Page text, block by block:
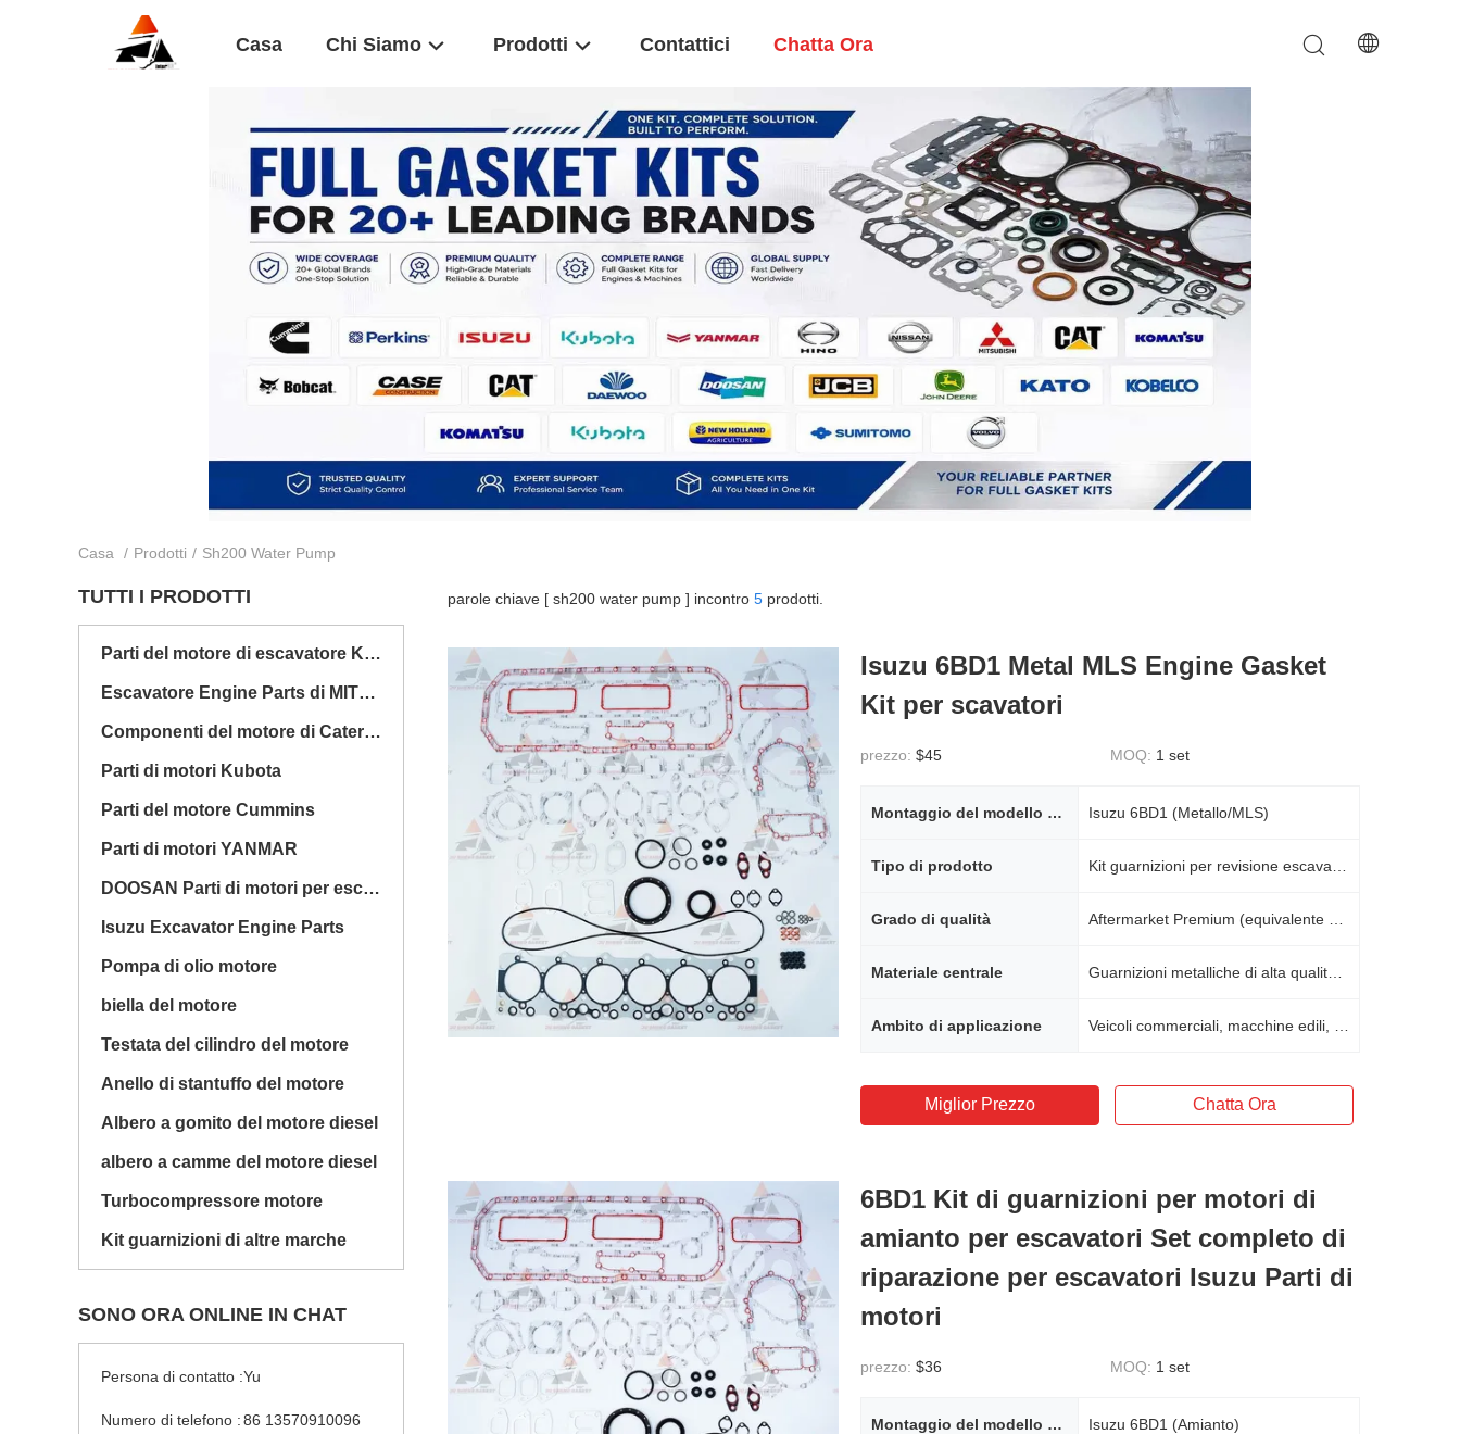
Casa Chi Siamo Prodotti Contattici Chatta Ora
Casa / Prodotti / Sh200 Water Pump
TUTTI I PRODOTTI
Parti del motore di escavatore Komatsu
Escavatore Engine Parts di MITSUBISHI
Componenti del motore di Caterpillar
Parti di motori Kubota
Parti del motore Cummins
Parti di motori YANMAR
DOOSAN Parti di motori per escavatori
Isuzu Excavator Engine Parts
Pompa di olio motore
biella del motore
Testata del cilindro del motore
Anello di stantuffo del motore
Albero a gomito del motore diesel
albero a camme del motore diesel
Turbocompressore motore
Kit guarnizioni di altre marche
SONO ORA ONLINE IN CHAT
Persona di contatto :Yu
Numero di telefono :86 13570910096
parole chiave [ sh200 water pump ] incontro 5 prodotti.
Isuzu 6BD1 Metal MLS Engine Gasket
Kit per scavatori
prezzo: $45 MOQ: 1 set
Montaggio del modello del motore Isuzu 6BD1 (Metallo/MLS)
Tipo di prodotto
Grado di qualità
Materiale centrale
Ambito di applicazione
Miglior Prezzo Chatta Ora
6BD1 Kit di guarnizioni per motori di
amianto per escavatori Set completo di
riparazione per escavatori Isuzu Parti di
motori
prezzo: $36 MOQ: 1 set
Montaggio del modello del motore Isuzu 6BD1 (Amianto)